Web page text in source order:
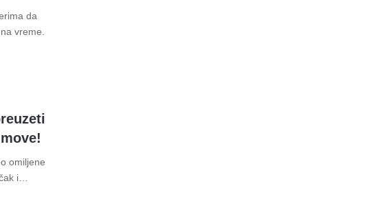
da
vreme.
omiljene
i…